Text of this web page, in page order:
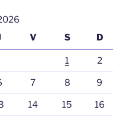
V S D
1 2
7 8 9
14 15 16